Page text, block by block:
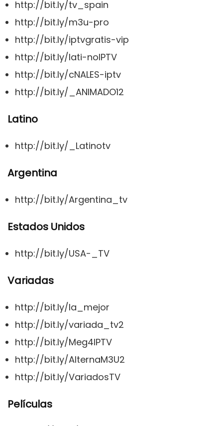
http://bit.ly/tv_spain
http://bit.ly/m3u-pro
http://bit.ly/iptvgratis-vip
http://bit.ly/lati-noIPTV
http://bit.ly/cNALES-iptv
http://bit.ly/_ANIMADO12
Latino
http://bit.ly/_Latinotv
Argentina
http://bit.ly/Argentina_tv
Estados Unidos
http://bit.ly/USA-_TV
Variadas
http://bit.ly/la_mejor
http://bit.ly/variada_tv2
http://bit.ly/Meg4IPTV
http://bit.ly/AlternaM3U2
http://bit.ly/VariadosTV
Películas